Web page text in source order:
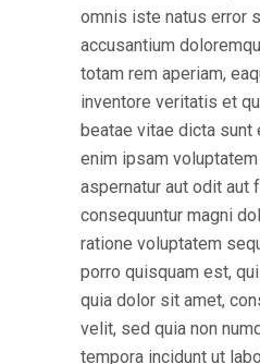
omnis iste natus error
accusantium
totam rem aperiam,
inventore veritatis et
beatae vitae dicta sunt
enim ipsam
aspernatur aut odit aut
consequuntur magni
ratione voluptatem
porro quisquam est,
quia dolor sit amet,
velit, sed quia non
tempora incidunt ut